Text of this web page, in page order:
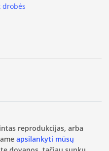
drobės
reprodukcijas, arba
apsilankyti mūsų